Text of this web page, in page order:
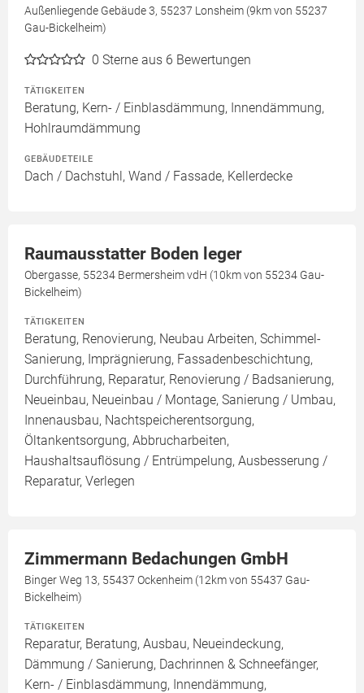
Außenliegende Gebäude 3, 55237 Lonsheim (9km von 55237
Gau-Bickelheim)
0 Sterne aus 6 Bewertungen
TÄTIGKEITEN
Beratung, Kern- / Einblasdämmung, Innendämmung,
Hohlraumdämmung
GEBÄUDETEILE
Dach / Dachstuhl, Wand / Fassade, Kellerdecke
Raumausstatter Boden leger
Obergasse, 55234 Bermersheim vdH (10km von 55234 Gau-
Bickelheim)
TÄTIGKEITEN
Beratung, Renovierung, Neubau Arbeiten, Schimmel-
Sanierung, Imprägnierung, Fassadenbeschichtung,
Durchführung, Reparatur, Renovierung / Badsanierung,
Neueinbau, Neueinbau / Montage, Sanierung / Umbau,
Innenausbau, Nachtspeicherentsorgung,
Öltankentsorgung, Abbrucharbeiten,
Haushaltsauflösung / Entrümpelung, Ausbesserung /
Reparatur, Verlegen
Zimmermann Bedachungen GmbH
Binger Weg 13, 55437 Ockenheim (12km von 55437 Gau-
Bickelheim)
TÄTIGKEITEN
Reparatur, Beratung, Ausbau, Neueindeckung,
Dämmung / Sanierung, Dachrinnen & Schneefänger,
Kern- / Einblasdämmung, Innendämmung,